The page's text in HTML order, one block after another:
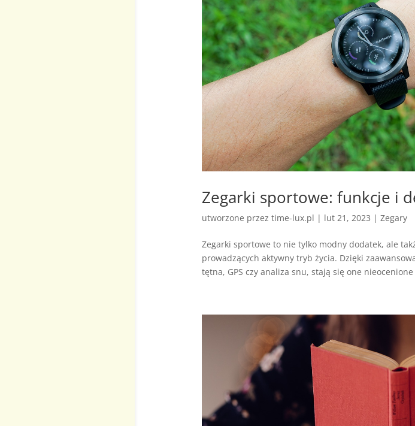
Zegarki sportowe: funkcje i
utworzone przez time-lux.pl | lut 21, 2023 | Zegary
Zegarki sportowe to nie tylko modny dodatek, ale
prowadzących aktywny tryb życia. Dzięki
tętna, GPS czy analiza snu, stają się one